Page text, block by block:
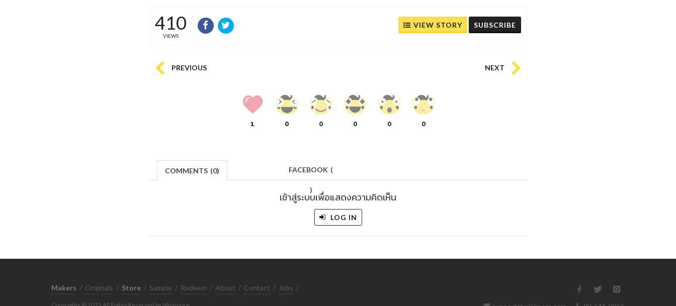
410
VIEWS
VIEW STORY SUBSCRIBE
PREVIOUS NEXT
1 0 0 0 0 0
COMMENTS (0) FACEBOOK (
)
เข้าสู่ระบบเพื่อแสดงความคิดเห็น
LOG IN
Makers / Originals / Store / Sample / Redeem / About / Contact / Jobs /